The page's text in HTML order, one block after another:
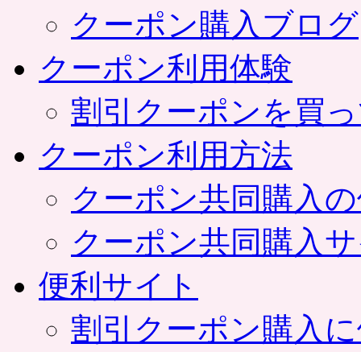
クーポン購入ブログ
クーポン利用体験
割引クーポンを買
クーポン利用方法
クーポン共同購入
クーポン共同購入
便利サイト
割引クーポン購入